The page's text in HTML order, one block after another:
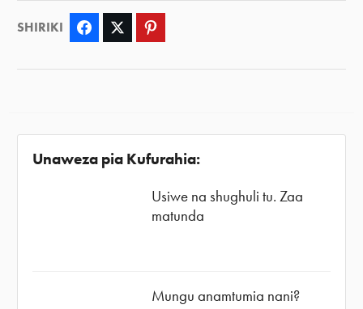
SHIRIKI Facebook Twitter
Unaweza pia Kufurahia:
Usiwe na shughuli tu. Zaa
matunda
Mungu anamtumia nani?